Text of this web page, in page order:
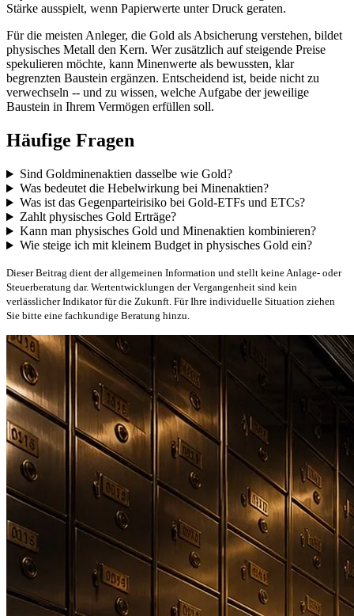
Stärke ausspielt, wenn Papierwerte unter Druck geraten.
Für die meisten Anleger, die Gold als Absicherung verstehen, bildet
physisches Metall den Kern. Wer zusätzlich auf steigende Preise
spekulieren möchte, kann Minenwerte als bewussten, klar
begrenzten Baustein ergänzen. Entscheidend ist, beide nicht zu
verwechseln -- und zu wissen, welche Aufgabe der jeweilige
Baustein in Ihrem Vermögen erfüllen soll.
Häufige Fragen
Sind Goldminenaktien dasselbe wie Gold?
Was bedeutet die Hebelwirkung bei Minenaktien?
Was ist das Gegenparteirisiko bei Gold-ETFs und ETCs?
Zahlt physisches Gold Erträge?
Kann man physisches Gold und Minenaktien kombinieren?
Wie steige ich mit kleinem Budget in physisches Gold ein?
Dieser Beitrag dient der allgemeinen Information und stellt keine Anlage- oder
Steuerberatung dar. Wertentwicklungen der Vergangenheit sind kein
verlässlicher Indikator für die Zukunft. Für Ihre individuelle Situation ziehen
Sie bitte eine fachkundige Beratung hinzu.